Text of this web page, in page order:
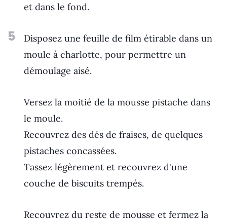
et dans le fond.
5
Disposez une feuille de film étirable dans un
moule à charlotte, pour permettre un
démoulage aisé.
Versez la moitié de la mousse pistache dans
le moule.
Recouvrez des dés de fraises, de quelques
pistaches concassées.
Tassez légèrement et recouvrez d'une
couche de biscuits trempés.
Recouvrez du reste de mousse et fermez la